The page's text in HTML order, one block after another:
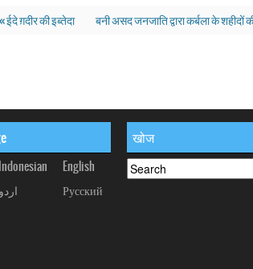
« ईदे ग़दीर की इब्तेदा बनी असद जनजाति द्वारा कर्बला के
Indonesian
English
اردو Русский
खोज